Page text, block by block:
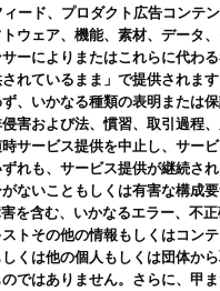
ド、プロダクト広告コンテ
ウェア、機能、素材、データ
ーによりまたはこれらに代わ
れているまま」で提供されま
、いかなる種類の表明または
害および法、慣習、取引過程
サービス提供を中止し、サー
れも、サービス提供が継続さ
ないこともしくは有害な構成
を含む、いかなるエラー、不
トその他の情報もしくはコン
くは他の個人もしくは団体か
ではありません。さらに、甲